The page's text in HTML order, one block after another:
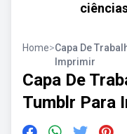
Home>Capa De
Imprimir
Capa De
Tumblr Para